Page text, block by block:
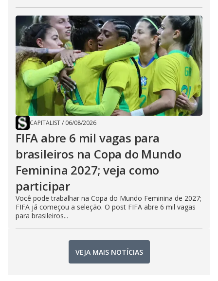
CAPITALIST/ 06/08/2026
FIFA abre 6 mil vagas para
brasileiros na Copa do Mundo
Feminina 2027; veja como
participar
Você pode trabalhar na Copa do Mundo Feminina de 2027;
FIFA já começou a seleção. O post FIFA abre 6 mil vagas
para brasileiros...
VEJA MAIS NOTÍCIAS